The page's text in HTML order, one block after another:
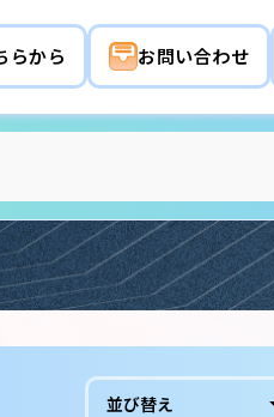
らから お問い合わせ
並び替え